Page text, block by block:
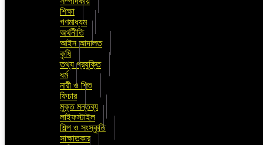
শিক্ষা
গণমাধ্যম
অর্থনীতি
আইন আদালত
কৃষি
তথ্য প্রযুক্তি
ধর্ম
নারী ও শিশু
ফিচার
মুক্ত মন্তব্য
লাইফস্টাইল
শিল্প ও সংস্কৃতি
সাক্ষাতকার